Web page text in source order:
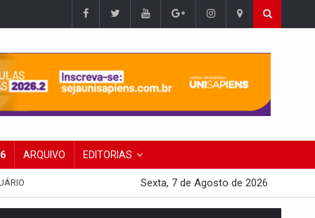
ARQUIVO EDITORIAS
Sexta, 7 de Agosto de 2026